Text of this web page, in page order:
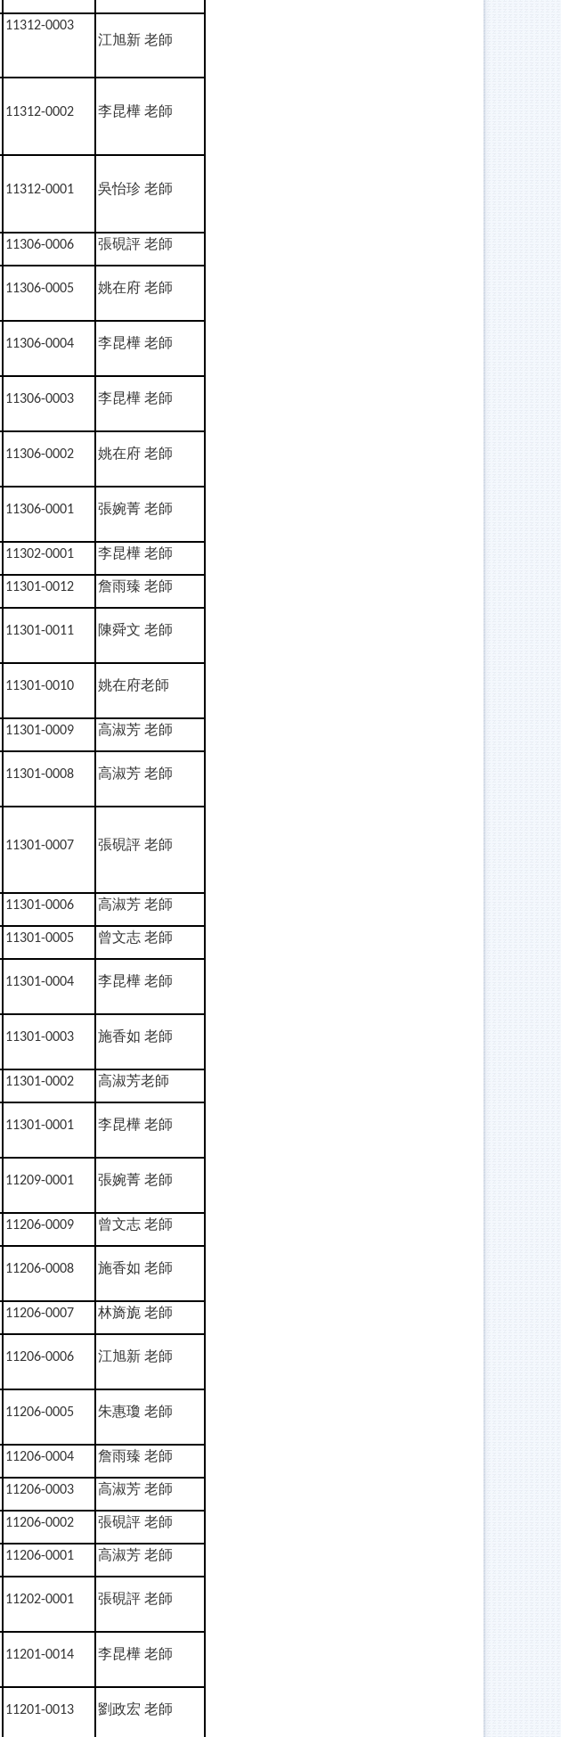
11312-0003
江旭新 老師
11312-0002 李昆樺 老師
11312-0001 吳怡珍 老師
11306-0006 張硯評 老師
11306-0005 姚在府 老師
11306-0004 李昆樺 老師
11306-0003 李昆樺 老師
11306-0002 姚在府 老師
11306-0001 張婉菁 老師
11302-0001 李昆樺 老師
11301-0012 詹雨臻 老師
11301-0011 陳舜文 老師
11301-0010 姚在府老師
11301-0009 高淑芳 老師
11301-0008 高淑芳 老師
11301-0007 張硯評 老師
11301-0006 高淑芳 老師
11301-0005 曾文志 老師
11301-0004 李昆樺 老師
11301-0003 施香如 老師
11301-0002 高淑芳老師
11301-0001 李昆樺 老師
11209-0001 張婉菁 老師
11206-0009 曾文志 老師
11206-0008 施香如 老師
11206-0007 林旖旎 老師
11206-0006 江旭新 老師
11206-0005 朱惠瓊 老師
11206-0004 詹雨臻 老師
11206-0003 高淑芳 老師
11206-0002 張硯評 老師
11206-0001 高淑芳 老師
11202-0001 張硯評 老師
11201-0014 李昆樺 老師
11201-0013 劉政宏 老師